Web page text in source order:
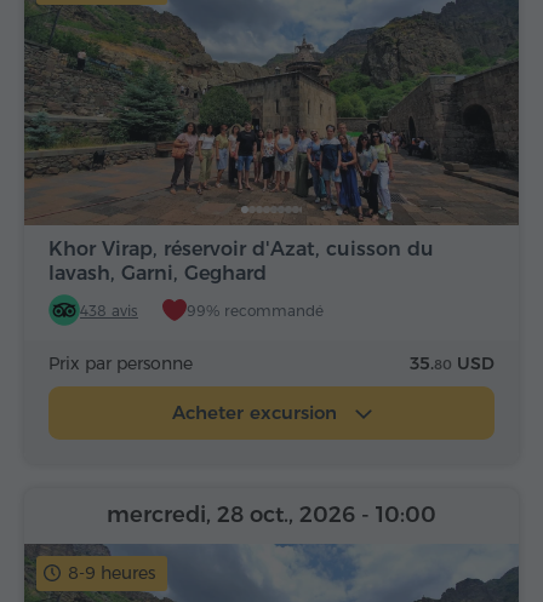
Khor Virap, réservoir d'Azat, cuisson du
lavash, Garni, Geghard
438 avis 99% recommandé
Prix par personne 35.80 USD
Acheter excursion
8-9 heures
mercredi, 28 oct., 2026 - 10:00